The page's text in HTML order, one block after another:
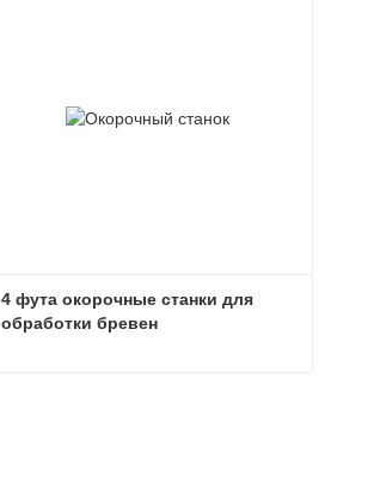
4 фута окорочные станки для
обработки бревен